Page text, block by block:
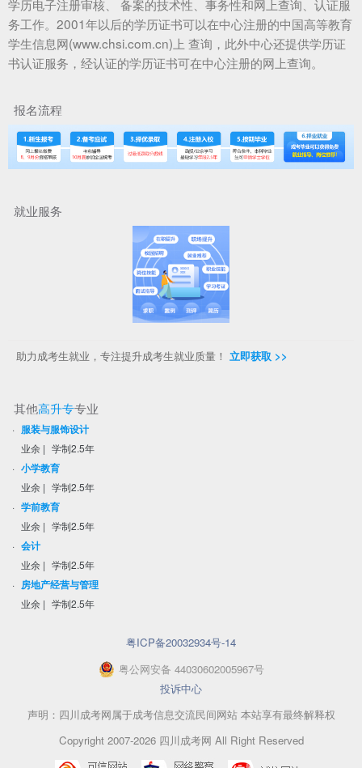
学历电子注册审核、 备案的技术性、事务性和网上查询、认证服
务工作。2001年以后的学历证书可以在中心注册的中国高等教育
学生信息网(www.chsi.com.cn)上 查询，此外中心还提供学历证
书认证服务，经认证的学历证书可在中心注册的网上查询。
报名流程
就业服务
助力成考生就业，专注提升成考生就业质量！ 立即获取 >>
其他高升专专业
· 服装与服饰设计
业余 | 学制2.5年
· 小学教育
业余 | 学制2.5年
· 学前教育
业余 | 学制2.5年
· 会计
业余 | 学制2.5年
· 房地产经营与管理
业余 | 学制2.5年
粤ICP备20032934号-14
粤公网安备 44030602005967号
投诉中心
声明：四川成考网属于成考信息交流民间网站 本站享有最终解释权
Copyright 2007-2026 四川成考网 All Right Reserved